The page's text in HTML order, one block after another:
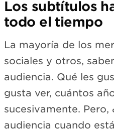
Los subtítulos
todo el tiempo
La mayoría de los
sociales y otros,
audiencia. Qué les
gusta ver, cuántos
sucesivamente. Pero,
audiencia cuando